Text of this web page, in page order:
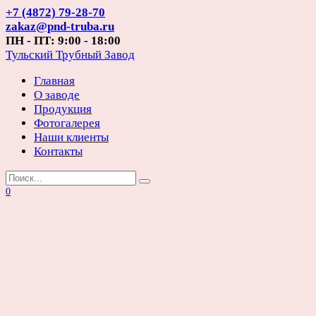
Перейти
к
содержанию
+7 (4872) 79-28-70
zakaz@pnd-truba.ru
ПН - ПТ: 9:00 - 18:00
Тульский Трубный Завод
Главная
О заводе
Продукция
Фотогалерея
Наши клиенты
Контакты
Search
for:
0